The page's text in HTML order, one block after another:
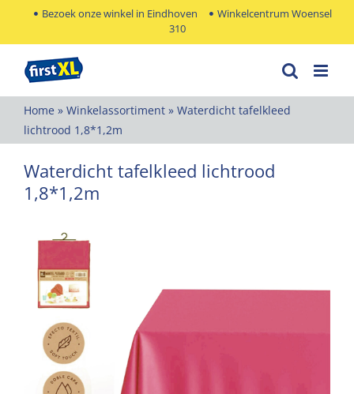
Bezoek onze winkel in Eindhoven
Winkelcentrum Woensel
310
Home » Winkelassortiment » Waterdicht tafelkleed
lichtrood 1,8*1,2m
Waterdicht tafelkleed lichtrood
1,8*1,2m